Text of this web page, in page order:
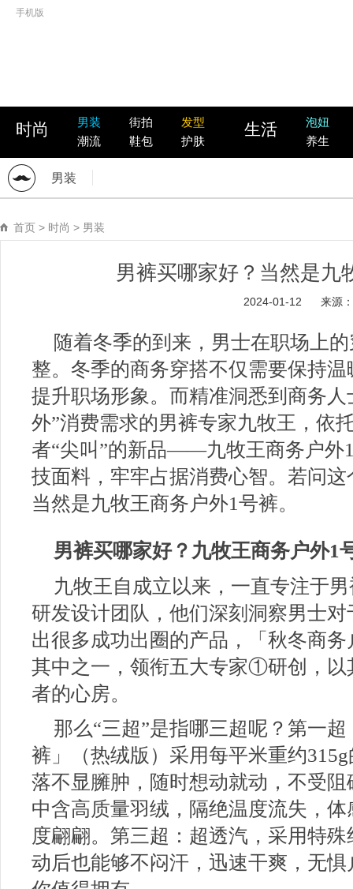
手机版
时尚 男装 街拍
发型
潮流
鞋包 护肤
生活
泡妞
养生
男装
首页 > 时尚 > 男装
男裤买哪家好？当然是九
2024-01-12 来源
随着冬季的到来，男士在职场上
整。冬季的商务穿搭不仅需要保持
提升职场形象。而精准洞悉到商务
外”消费需求的男裤专家九牧王，依
者“尖叫”的新品——九牧王商务户外
技面料，牢牢占据消费心智。若问
当然是九牧王商务户外1号裤。
男裤买哪家好？ 九牧王商务户外
九牧王自成立以来，一直专注于
研发设计团队，他们深刻洞察男士
出很多成功出圈的产品，「秋冬商
其中之一，领衔五大专家①研创，以
者的心房。
那么“三超”是指哪三超呢？第一
裤」（热绒版）采用每平米重约
落不显臃肿，随时想动就动，不受
中含高质量羽绒，隔绝温度流失，
度翩翩。第三超：超透汽，采用特
动后也能够不闷汗，迅速干爽，无